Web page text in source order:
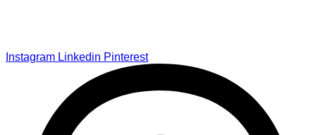
Instagram Linkedin Pinterest